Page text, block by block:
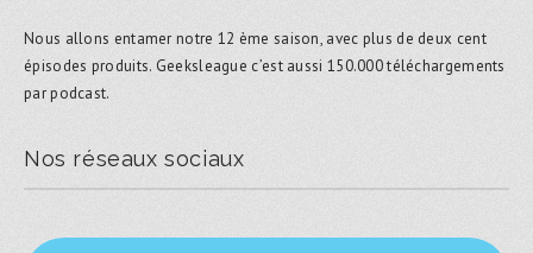
Nous allons entamer notre 12 ème saison, avec plus de deux cent
épisodes produits. Geeksleague c’est aussi 150.000 téléchargements
par podcast.
Nos réseaux sociaux